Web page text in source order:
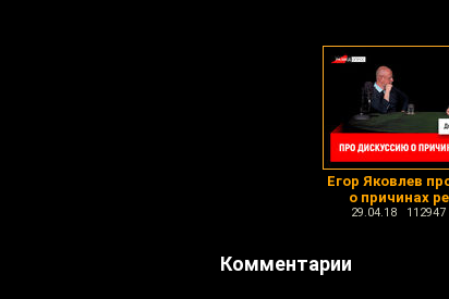
Егор Яковлев
о причинах
29.04.18 112947
Комментарии